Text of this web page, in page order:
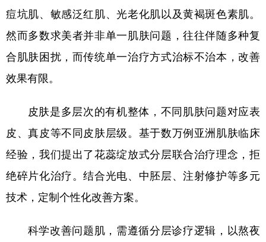
痘坑肌、敏感泛红肌、光老化肌以及黄褐斑色素肌。
然而多数求美者并非单一肌肤问题，往往伴随多种复
合肌肤困扰，而传统单一治疗方式治标不治本，改善
效果有限。
皮肤是多层次的有机整体，不同肌肤问题对应表
皮、真皮等不同皮肤层级。基于数万例亚洲肌肤临床
经验，我们提出了花蕊绽放式分层联合治疗理念，拒
绝碎片化治疗。结合光电、中胚层、注射修护等多元
技术，定制个性化改善方案。
科学改善问题肌，需遵循分层诊疗逻辑，以熬夜